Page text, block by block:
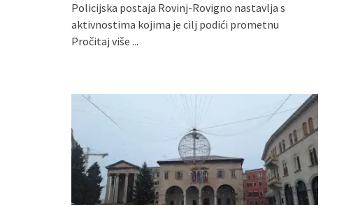
Policijska postaja Rovinj-Rovigno nastavlja s
aktivnostima kojima je cilj podići prometnu
Pročitaj više ...